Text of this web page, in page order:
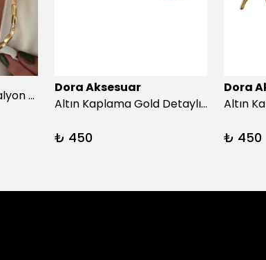
Afrika turkuazıç Madalyon Kolye
Dora Aksesuar
Altın Kaplama Gold Detaylı İnci Küpe
₺ 450
Dora
₺ 450